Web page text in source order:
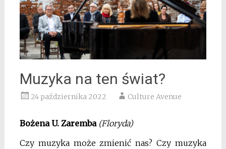
Muzyka na ten świat?
24 października 2022 Culture Avenue
Bożena U. Zaremba(Floryda)
Czy muzyka może zmienić nas? Czy muzyka